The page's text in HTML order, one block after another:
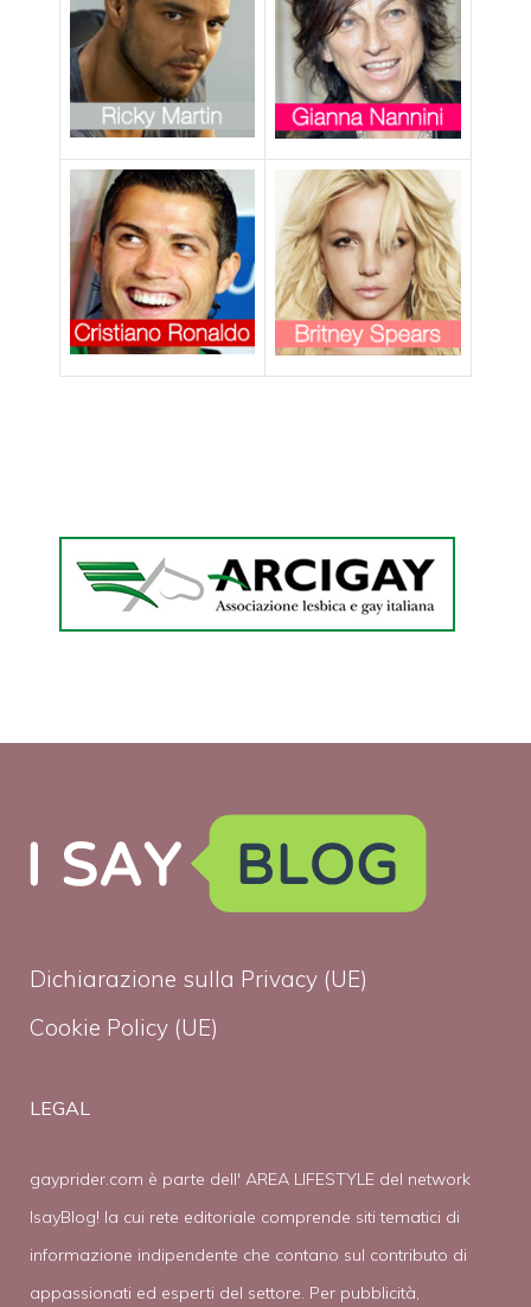
Dichiarazione sulla Privacy (UE)
Cookie Policy (UE)
LEGAL
gayprider.com è parte dell' AREA LIFESTYLE del network
IsayBlog! la cui rete editoriale comprende siti tematici di
informazione indipendente che contano sul contributo di
appassionati ed esperti del settore. Per pubblicità,